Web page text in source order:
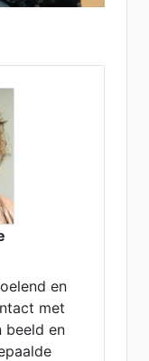
en
met
beeld en